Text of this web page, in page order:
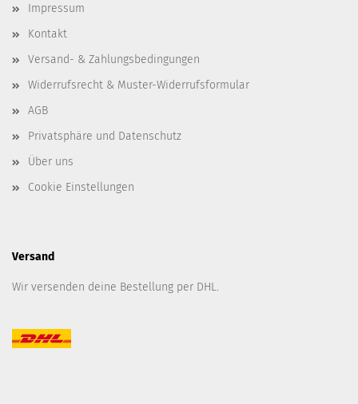
Impressum
Kontakt
Versand- & Zahlungsbedingungen
Widerrufsrecht & Muster-Widerrufsformular
AGB
Privatsphäre und Datenschutz
Über uns
Cookie Einstellungen
Versand
Wir versenden deine Bestellung per DHL.